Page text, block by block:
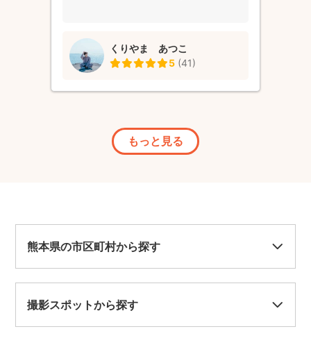
くりやま あつこ
5 (41)
もっと見る
熊本県の市区町村から探す
撮影スポットから探す